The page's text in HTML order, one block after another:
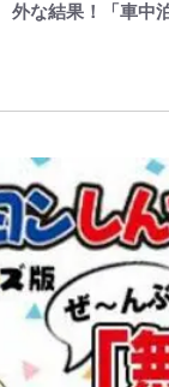
外な結果！「車中
手は【Jリーグ開幕